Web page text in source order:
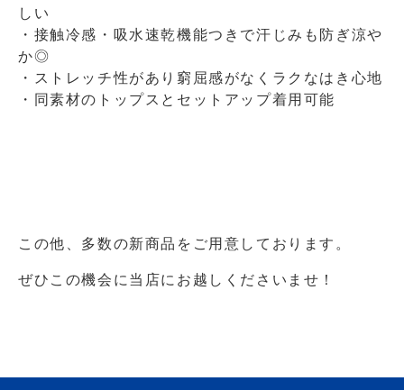
しい
・接触冷感・吸水速乾機能つきで汗じみも防ぎ涼や
か◎
・ストレッチ性があり窮屈感がなくラクなはき心地
・同素材のトップスとセットアップ着用可能
この他、多数の新商品をご用意しております。
ぜひこの機会に当店にお越しくださいませ！